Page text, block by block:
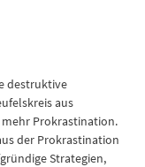
destruktive
aus
Prokrastination.
der Prokrastination
Strategien,